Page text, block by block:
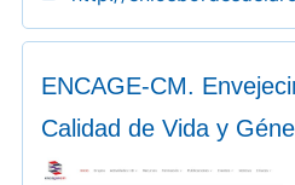
ENCAGE-CM.
Calidad de Vida y